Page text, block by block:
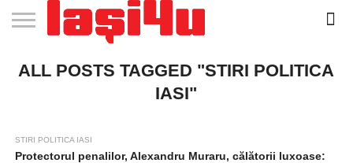
STIRI
APARTAMENTE
NOI IASI
STIRI
IASI
JOBS
IN
FILME
LA
CLUBURI /
DISCOTECI
BARURI /
CAFENELE
SALI DE
FORTA
SALOANE DE
INFRUMUSETARE
AGENTII
DE
RESTAURANTE
IN IASI
PIZZA
IN
PISCINA
IN IASI
FLORARII
RADIO
LIVE
SPALATORII
AUTO
TRACTARI
AUTO
TAXI
IN
CINEMA
TEATRU
HOTELURI
/
TEREN
SPORTIV
TEREN
TENIS
FARMACII
NON
COFFEE-
TO-GO
FIRME DE
PUBLICITATE
RENT
A
ALL POSTS TAGGED "STIRI POLITICA
IASI"
STIRI POLITICA IASI
Protectorul penalilor, Alexandru Muraru, călătorii luxoase: